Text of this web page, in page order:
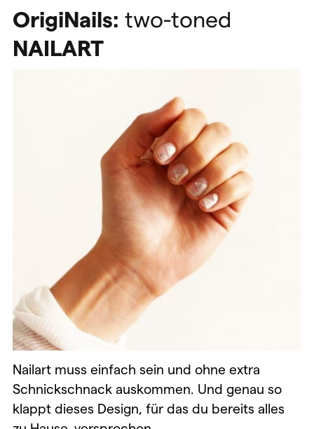
OrigiNails: two-toned
NAILART
Nailart muss einfach sein und ohne extra
Schnickschnack auskommen. Und genau so
klappt dieses Design, für das du bereits alles